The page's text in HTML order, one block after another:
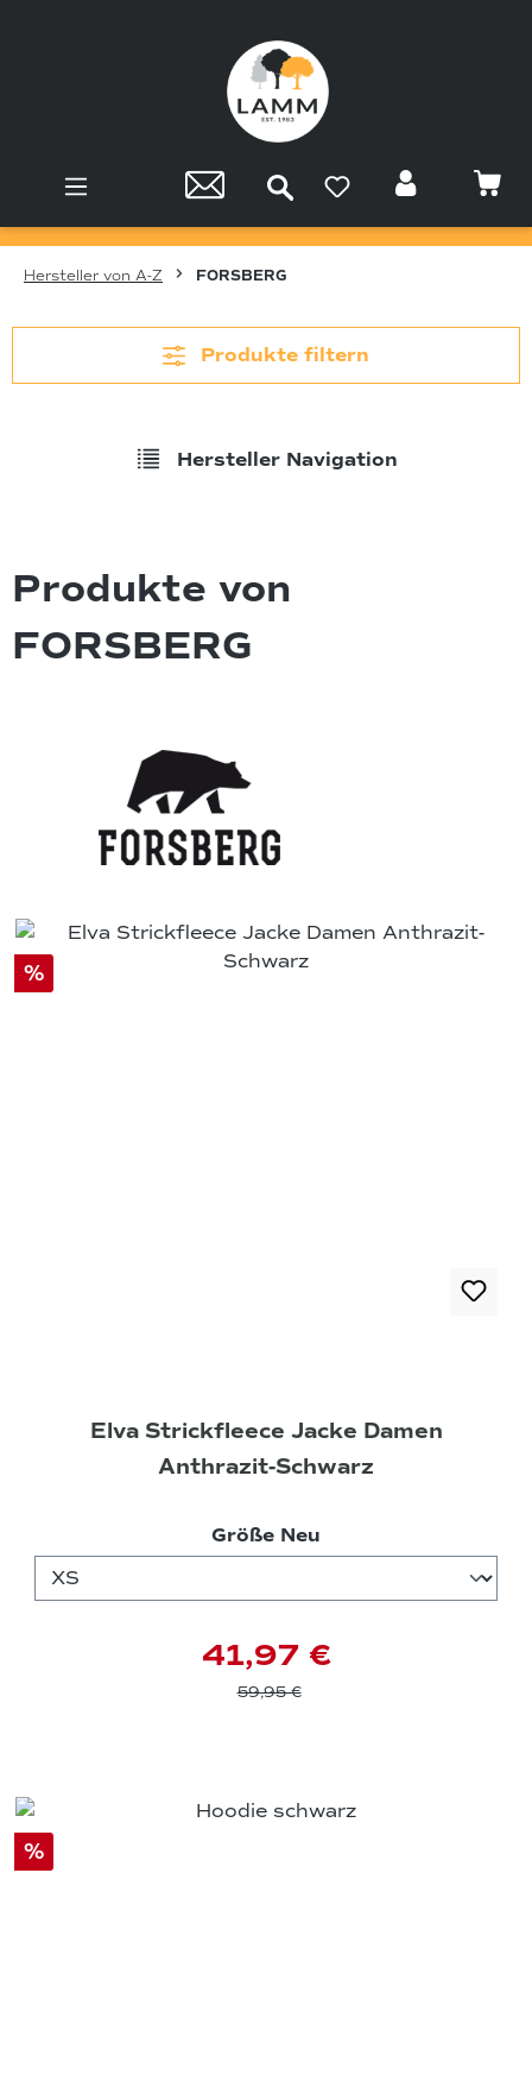
Hersteller von A-Z FORSBERG
Produkte filtern
Hersteller Navigation
Produkte von
FORSBERG
%
Elva Strickfleece Jacke Damen
Anthrazit-Schwarz
Größe Neu
41,97 €
59,95 €
%